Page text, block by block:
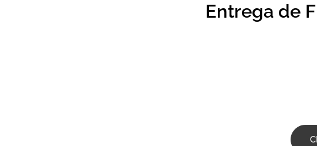
Entrega de